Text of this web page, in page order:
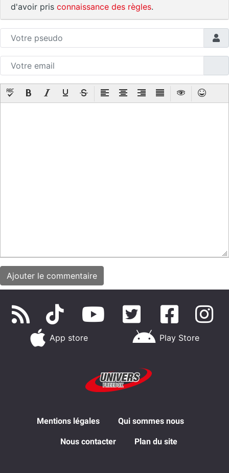
d'avoir pris connaissance des règles.
App store Play Store
Mentions légales Qui sommes nous
Nous contacter Plan du site